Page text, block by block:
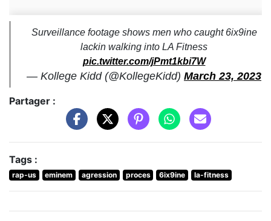
Surveillance footage shows men who caught 6ix9ine
lackin walking into LA Fitness
pic.twitter.com/jPmt1kbi7W
— Kollege Kidd (@KollegeKidd) March 23, 2023
Partager :
Tags :
rap-us eminem agression proces 6ix9ine la-fitness